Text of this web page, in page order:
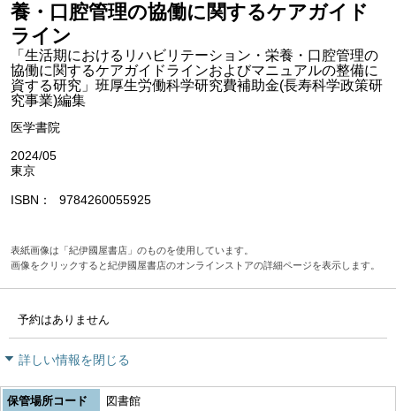
養・口腔管理の協働に関するケアガイド
ライン
「生活期におけるリハビリテーション・栄養・口腔管理の
協働に関するケアガイドラインおよびマニュアルの整備に
資する研究」班厚生労働科学研究費補助金(長寿科学政策研
究事業)編集
医学書院
2024/05
東京
ISBN 9784260055925
表紙画像は「紀伊國屋書店」のものを使用しています。
画像をクリックすると紀伊國屋書店のオンラインストアの詳細ページを表示します。
予約はありません
詳しい情報を閉じる
保管場所コード
図書館